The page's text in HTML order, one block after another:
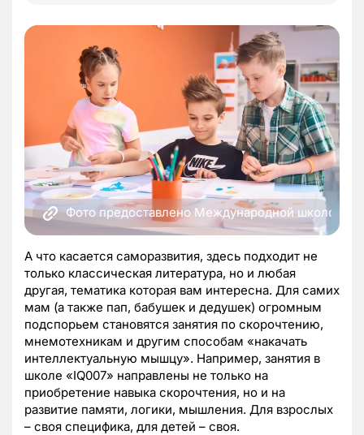
Фото предоставлено Международной школой
А что касается саморазвития, здесь подходит не
только классическая литература, но и любая
другая, тематика которая вам интересна. Для самих
мам (а также пап, бабушек и дедушек) огромным
подспорьем становятся занятия по скорочтению,
мнемотехникам и другим способам «накачать
интеллектуальную мышцу». Например, занятия в
школе «IQ007» направлены не только на
приобретение навыка скорочтения, но и на
развитие памяти, логики, мышления. Для взрослых
– своя специфика, для детей – своя.